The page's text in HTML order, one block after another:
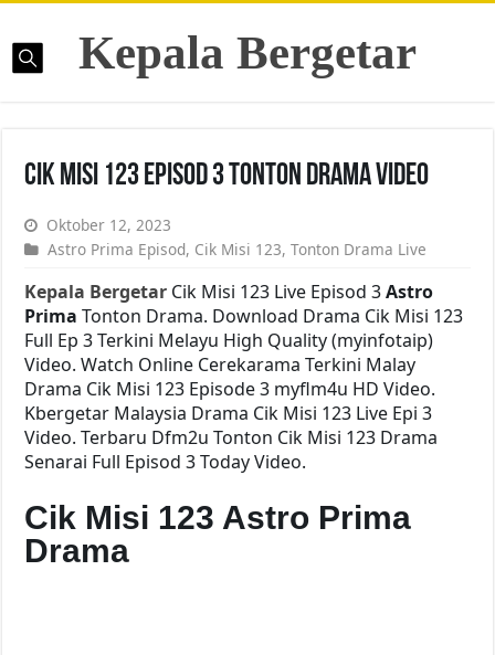
Kepala Bergetar
Cik Misi 123 Episod 3 Tonton Drama Video
Oktober 12, 2023
Astro Prima Episod, Cik Misi 123,Tonton Drama Live
Kepala Bergetar Cik Misi 123 Live Episod 3Astro
PrimaTonton Drama. Download Drama Cik Misi 123
Full Ep 3 Terkini Melayu High Quality (myinfotaip)
Video. Watch Online Cerekarama Terkini Malay
Drama Cik Misi 123 Episode 3 myflm4u HD Video.
Kbergetar Malaysia Drama Cik Misi 123 Live Epi 3
Video. Terbaru Dfm2u Tonton Cik Misi 123 Drama
Senarai Full Episod 3 Today Video.
Cik Misi 123 Astro Prima
Drama